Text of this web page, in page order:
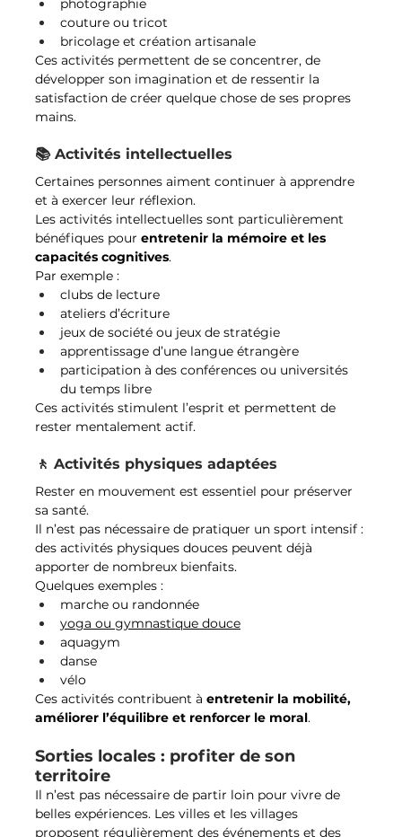
couture ou tricot
bricolage et création artisanale
Ces activités permettent de se concentrer, de
développer son imagination et de ressentir la
satisfaction de créer quelque chose de ses propres
mains.
📚 Activités intellectuelles
Certaines personnes aiment continuer à apprendre
et à exercer leur réflexion.
Les activités intellectuelles sont particulièrement
bénéfiques pour entretenir la mémoire et les
capacités cognitives.
Par exemple :
clubs de lecture
ateliers d’écriture
jeux de société ou jeux de stratégie
apprentissage d’une langue étrangère
participation à des conférences ou universités
du temps libre
Ces activités stimulent l’esprit et permettent de
rester mentalement actif.
🚶 Activités physiques adaptées
Rester en mouvement est essentiel pour préserver
sa santé.
Il n’est pas nécessaire de pratiquer un sport intensif :
des activités physiques douces peuvent déjà
apporter de nombreux bienfaits.
Quelques exemples :
marche ou randonnée
yoga ou gymnastique douce
aquagym
danse
vélo
Ces activités contribuent à entretenir la mobilité,
améliorer l’équilibre et renforcer le moral.
Sorties locales : profiter de son
territoire
Il n’est pas nécessaire de partir loin pour vivre de
belles expériences. Les villes et les villages
proposent régulièrement des événements et des